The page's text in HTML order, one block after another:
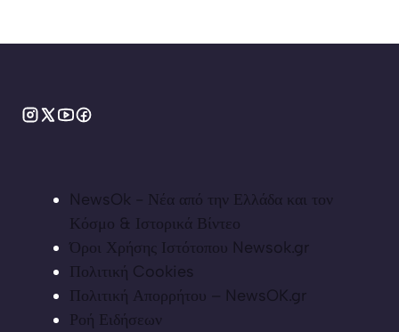
NewsOk - Νέα από την Ελλάδα και τον
Κόσμο & Ιστορικά Βίντεο
Όροι Χρήσης Ιστότοπου Newsok.gr
Πολιτική Cookies
Πολιτική Απορρήτου – NewsOK.gr
Ροή Ειδήσεων